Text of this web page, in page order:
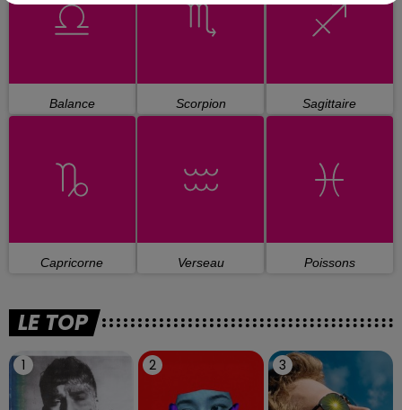
Balance Scorpion Sagittaire
Capricorne Verseau Poissons
LE TOP
1 2 3